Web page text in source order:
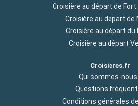
Croisière au départ de
Croisière au départ de
Croisière au départ du
Croisière au départ
Croisieres.fr
Qui sommes-nous
Questions
Conditions générales